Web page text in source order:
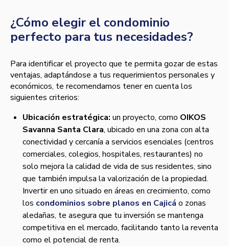
¿Cómo elegir el condominio
perfecto para tus necesidades?
Para identificar el proyecto que te permita gozar de estas
ventajas, adaptándose a tus requerimientos personales y
económicos, te recomendamos tener en cuenta los
siguientes criterios:
Ubicación estratégica: un proyecto, como OIKOS
Savanna Santa Clara, ubicado en una zona con alta
conectividad y cercanía a servicios esenciales (centros
comerciales, colegios, hospitales, restaurantes) no
solo mejora la calidad de vida de sus residentes, sino
que también impulsa la valorización de la propiedad.
Invertir en uno situado en áreas en crecimiento, como
los condominios sobre planos en Cajicá o zonas
aledañas, te asegura que tu inversión se mantenga
competitiva en el mercado, facilitando tanto la reventa
como el potencial de renta.